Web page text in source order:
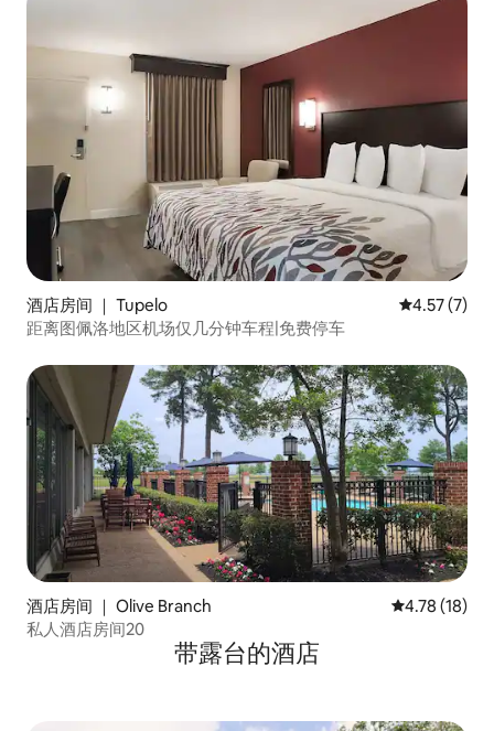
酒店房间 ｜ Tupelo 平均评分
4.57 (7)
距离图佩洛地区机场仅几分钟车程|免费停车
酒店房间 ｜ Olive Branch 平均评分
4.78 (18)
私人酒店房间20
带露台的酒店